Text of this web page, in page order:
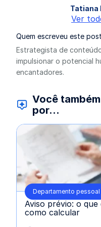
Tatiana
Ver
Quem escreveu este
Estrategista de
impulsionar o potencial
encantadores.
Você
por...
Departamento pessoal
Aviso prévio: o
como calcular